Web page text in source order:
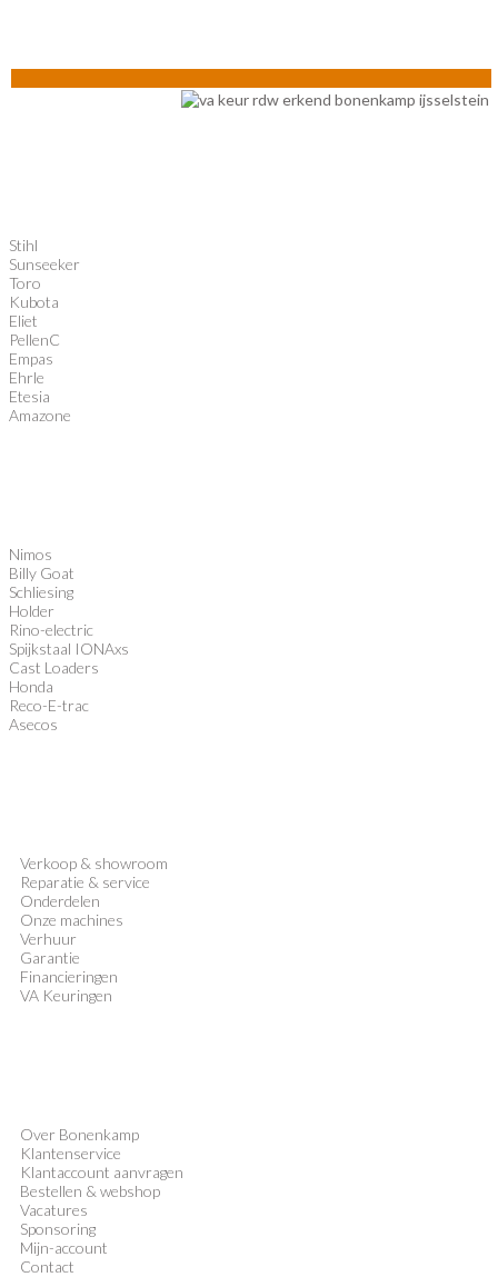
Stihl
Sunseeker
Toro
Kubota
Eliet
PellenC
Empas
Ehrle
Etesia
Amazone
Nimos
Billy Goat
Schliesing
Holder
Rino-electric
Spijkstaal IONAxs
Cast Loaders
Honda
Reco-E-trac
Asecos
Verkoop & showroom
Reparatie & service
Onderdelen
Onze machines
Verhuur
Garantie
Financieringen
VA Keuringen
Over Bonenkamp
Klantenservice
Klantaccount aanvragen
Bestellen & webshop
Vacatures
Sponsoring
Mijn-account
Contact